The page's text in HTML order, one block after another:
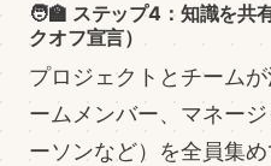
🧑‍🏫 ステップ4：知識を共
クオフ宣言）
プロジェクトとチーム
ームメンバー、マネー
ーソンなど）を全員集め